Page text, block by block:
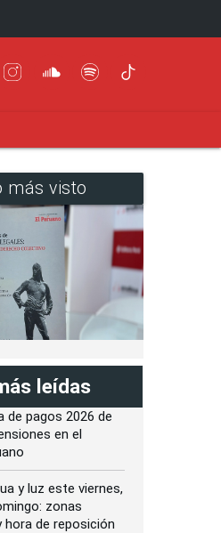
más visto
leídas
de pagos 2026 de
en el
y luz este viernes,
zonas
de reposición